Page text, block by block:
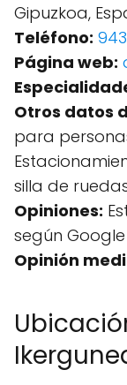
Gipuzkoa,
Teléfono:
Página web:
Otros datos
para
silla de
Opiniones:
según Google
Opinión